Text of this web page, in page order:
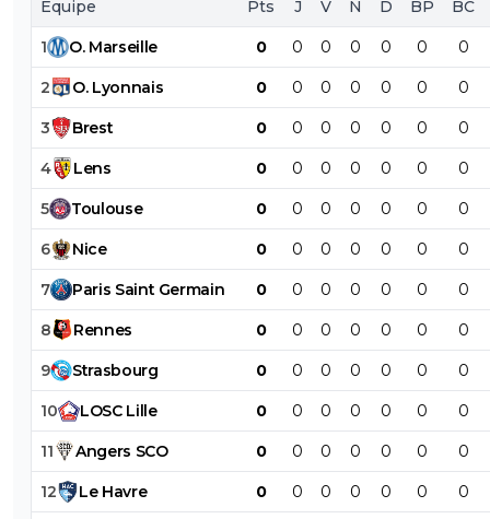
Équipe Pts J V N D BP BC
1 O. Marseille 0 0 0 0 0 0 0
2 O. Lyonnais 0 0 0 0 0 0 0
3 Brest 0 0 0 0 0 0 0
4 Lens 0 0 0 0 0 0 0
5 Toulouse 0 0 0 0 0 0 0
6 Nice 0 0 0 0 0 0 0
7 Paris Saint Germain 0 0 0 0 0 0 0
8 Rennes 0 0 0 0 0 0 0
9 Strasbourg 0 0 0 0 0 0 0
10 LOSC Lille 0 0 0 0 0 0 0
11 Angers SCO 0 0 0 0 0 0 0
12 Le Havre 0 0 0 0 0 0 0